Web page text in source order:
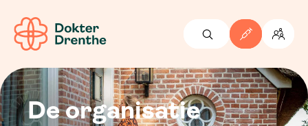
De organisatie